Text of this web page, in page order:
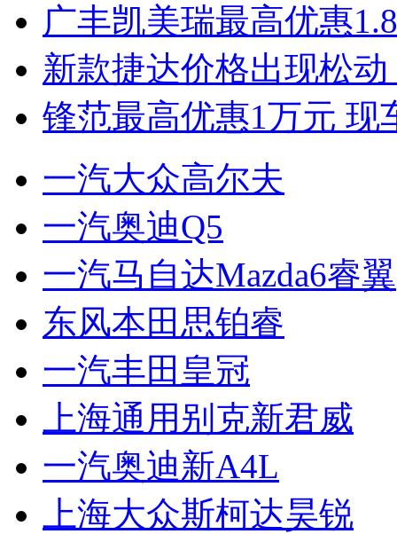
广丰凯美瑞最高优惠
新款捷达价格出现松
锋范最高优惠1万元 现
一汽大众高尔夫
一汽奥迪Q5
一汽马自达Mazda6睿翼
东风本田思铂睿
一汽丰田皇冠
上海通用别克新君威
一汽奥迪新A4L
上海大众斯柯达昊锐